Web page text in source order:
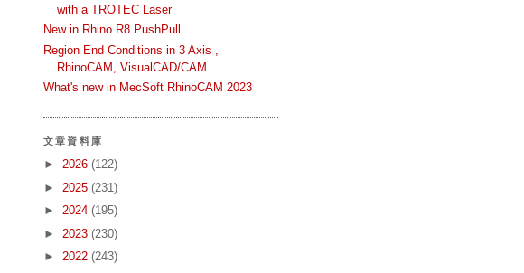
with a TROTEC Laser
New in Rhino R8 PushPull
Region End Conditions in 3 Axis ,
RhinoCAM, VisualCAD/CAM
What's new in MecSoft RhinoCAM 2023
文章資料庫
► 2026 (122)
► 2025 (231)
► 2024 (195)
► 2023 (230)
► 2022 (243)